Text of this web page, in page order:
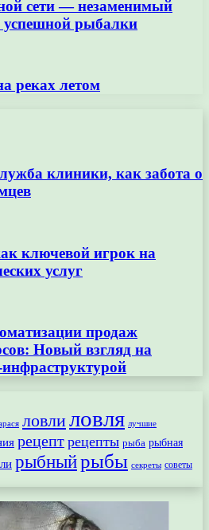
сети — незаменимый
успешной рыбалки
реках летом
клиники, как забота о
ключевой игрок на
услуг
продаж
Новый взгляд на
ловлиловля лучшие
рецепт рецепты рыба рыбная
рыбныйрыбы секреты советы